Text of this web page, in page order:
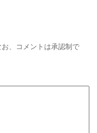
、コメントは承認制で